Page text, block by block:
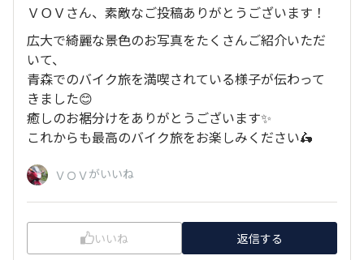
ＶＯＶさん、素敵なご投稿ありがとうございます！
広大で綺麗な景色のお写真をたくさんご紹介いただ
いて、
青森でのバイク旅を満喫されている様子が伝わって
きました😊
癒しのお裾分けをありがとうございます✨
これからも最高のバイク旅をお楽しみください🛵
ＶＯＶがいいね
いいね 返信する